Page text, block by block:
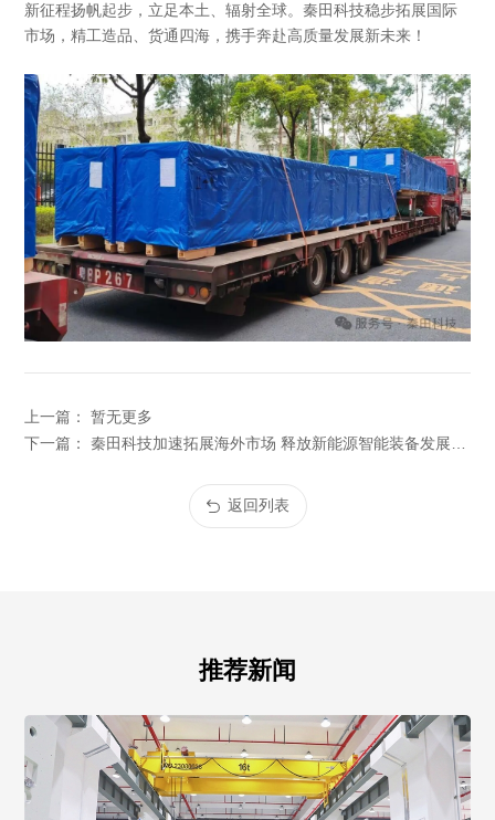
新征程扬帆起步，立足本土、辐射全球。秦田科技稳步拓展国际
市场，精工造品、货通四海，携手奔赴高质量发展新未来！
上一篇： 暂无更多
返回列表
推荐新闻